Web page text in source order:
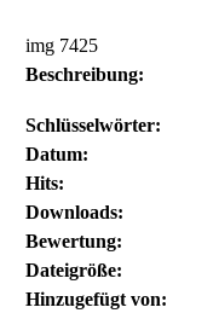
img 7425
Beschreibung:
Schlüsselwörter:
Datum:
Hits:
Downloads:
Bewertung:
Dateigröße:
Hinzugefügt von: